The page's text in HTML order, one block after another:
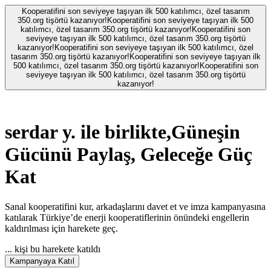
Kooperatifini son seviyeye taşıyan ilk 500 katılımcı, özel tasarım
350.org tişörtü kazanıyor! Kooperatifini son seviyeye taşıyan ilk 500
katılımcı, özel tasarım 350.org tişörtü kazanıyor! Kooperatifini son
seviyeye taşıyan ilk 500 katılımcı, özel tasarım 350.org tişörtü
kazanıyor! Kooperatifini son seviyeye taşıyan ilk 500 katılımcı, özel
tasarım 350.org tişörtü kazanıyor! Kooperatifini son seviyeye taşıyan ilk
500 katılımcı, özel tasarım 350.org tişörtü kazanıyor! Kooperatifini son
seviyeye taşıyan ilk 500 katılımcı, özel tasarım 350.org tişörtü
kazanıyor!
serdar y. ile birlikte,Güneşin
Gücünü Paylaş, Geleceğe Güç
Kat
Sanal kooperatifini kur, arkadaşlarını davet et ve imza kampanyasına
katılarak Türkiye’de enerji kooperatiflerinin önündeki engellerin
kaldırılması için harekete geç.
... kişi bu harekete katıldı
Kampanyaya Katıl